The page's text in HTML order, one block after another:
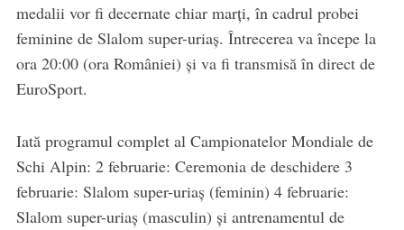
medalii vor fi decernate chiar marți, în cadrul probei
feminine de Slalom super-uriaș. Întrecerea va începe la
ora 20:00 (ora României) și va fi transmisă în direct de
EuroSport.
Iată programul complet al Campionatelor Mondiale de
Schi Alpin: 2 februarie: Ceremonia de deschidere 3
februarie: Slalom super-uriaș (feminin) 4 februarie:
Slalom super-uriaș (masculin) și antrenamentul de